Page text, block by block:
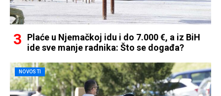
Plaće u Njemačkoj idu i do 7.000 €, a iz BiH
ide sve manje radnika: Što se događa?
NOVOSTI